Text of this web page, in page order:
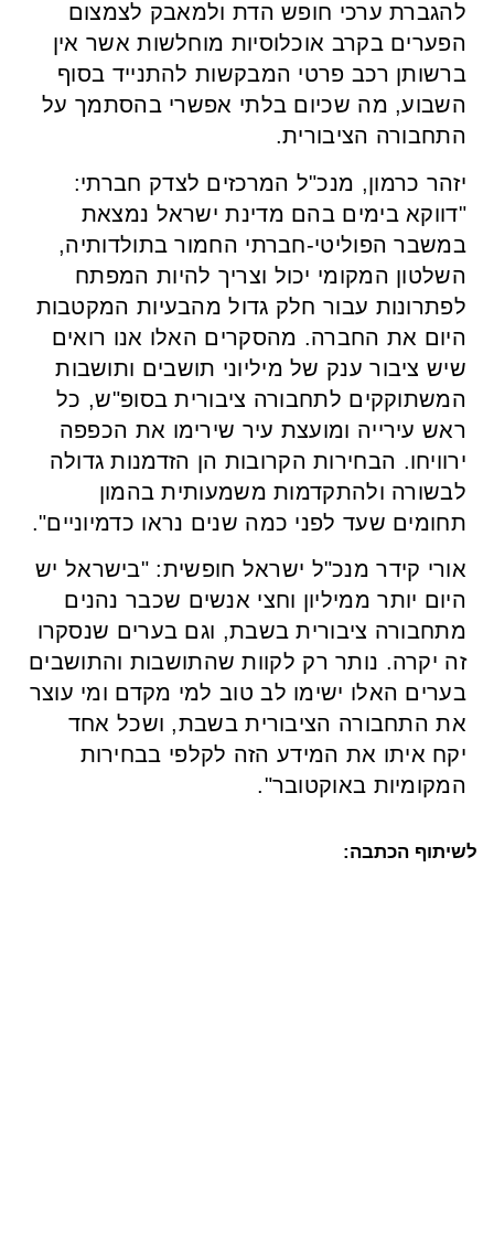
להגברת ערכי חופש הדת ולמאבק לצמצום
הפערים בקרב אוכלוסיות מוחלשות אשר אין
ברשותן רכב פרטי המבקשות להתנייד בסוף
השבוע, מה שכיום בלתי אפשרי בהסתמך על
התחבורה הציבורית.
יזהר כרמון, מנכ"ל המרכזים לצדק חברתי:
"דווקא בימים בהם מדינת ישראל נמצאת
במשבר הפוליטי-חברתי החמור בתולדותיה,
השלטון המקומי יכול וצריך להיות המפתח
לפתרונות עבור חלק גדול מהבעיות המקטבות
היום את החברה. מהסקרים האלו אנו רואים
שיש ציבור ענק של מיליוני תושבים ותושבות
המשתוקקים לתחבורה ציבורית בסופ"ש, כל
ראש עירייה ומועצת עיר שירימו את הכפפה
ירוויחו. הבחירות הקרובות הן הזדמנות גדולה
לבשורה ולהתקדמות משמעותית בהמון
תחומים שעד לפני כמה שנים נראו כדמיוניים".
אורי קידר מנכ"ל ישראל חופשית: "בישראל יש
היום יותר ממיליון וחצי אנשים שכבר נהנים
מתחבורה ציבורית בשבת, וגם בערים שנסקרו
זה יקרה. נותר רק לקוות שהתושבות והתושבים
בערים האלו ישימו לב טוב למי מקדם ומי עוצר
את התחבורה הציבורית בשבת, ושכל אחד
יקח איתו את המידע הזה לקלפי בבחירות
המקומיות באוקטובר".
לשיתוף הכתבה: